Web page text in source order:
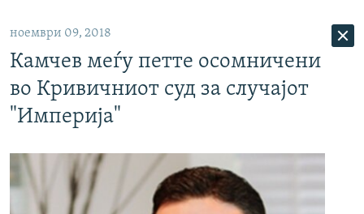
главната
навигација
Премини
ВИЗУЕЛНО
ШТО ТРЕБА ДА ЗНАЕТЕ
ПРИЈАВИ СЕ ЗА ЊУЗЛЕТЕР
ПОДКАСТ ЗОШТО?
СЛЕДЕТЕ НЕ
ноември 09, 2018
Камчев меѓу петте осомничени
во Кривичниот суд за случајот
"Империја"